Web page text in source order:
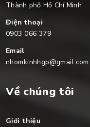
Thành phố Hồ Chí Minh
Điện thoại
0903 066 379
Email
nhomkinhhgp@gmail.com
Về chúng tôi
Giới thiệu